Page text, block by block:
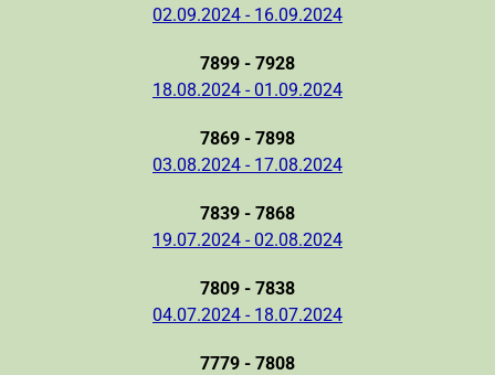
02.09.2024 - 16.09.2024
7899 - 7928
18.08.2024 - 01.09.2024
7869 - 7898
03.08.2024 - 17.08.2024
7839 - 7868
19.07.2024 - 02.08.2024
7809 - 7838
04.07.2024 - 18.07.2024
7779 - 7808